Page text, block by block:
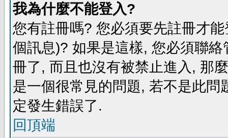
我為什麼不能登入?
您有註冊嗎? 您必須要先註冊才
個訊息)? 如果是這樣, 您必須聯
冊了, 而且也沒有被禁止進入, 那
是一個很常見的問題, 若不是此
定發生錯誤了.
回頂端